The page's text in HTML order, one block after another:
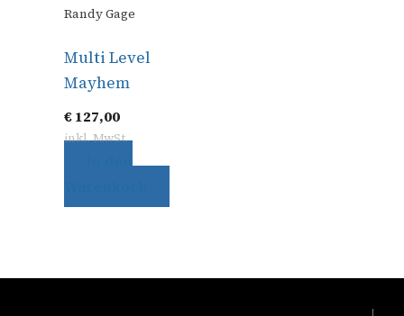
Randy Gage
Multi Level
Mayhem
€127,00
inkl. MwSt.
In den